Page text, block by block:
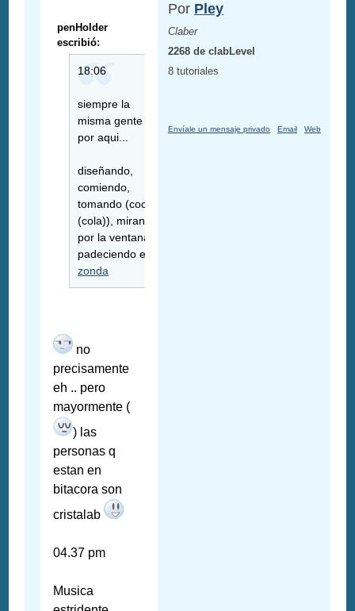
penHolder
escribió:
18:06
siempre la
misma gente
por aqui...
diseñando,
comiendo,
tomando (coca
(cola)), mirando
por la ventana,
padeciendo el
zonda
no
precisamente
eh .. pero
mayormente (
) las
personas q
estan en
bitacora son
cristalab
04.37 pm
Musica
Por Pley
Claber
2268 de clabLevel
8 tutoriales
Envíale un mensaje privado Email Web